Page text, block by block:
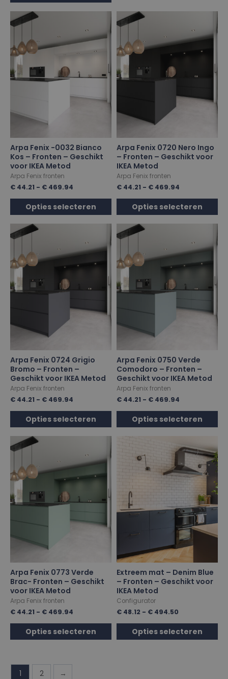
Arpa Fenix -0032 Bianco
Kos – Fronten – Geschikt
voor IKEA Metod
Arpa Fenix fronten
€ 44.21 - € 469.94
Opties selecteren
Arpa Fenix 0720 Nero Ingo
– Fronten – Geschikt voor
IKEA Metod
Arpa Fenix fronten
€ 44.21 - € 469.94
Opties selecteren
Arpa Fenix 0724 Grigio
Bromo – Fronten –
Geschikt voor IKEA Metod
Arpa Fenix fronten
€ 44.21 - € 469.94
Opties selecteren
Arpa Fenix 0750 Verde
Comodoro – Fronten –
Geschikt voor IKEA Metod
Arpa Fenix fronten
€ 44.21 - € 469.94
Opties selecteren
Arpa Fenix 0773 Verde
Brac- Fronten – Geschikt
voor IKEA Metod
Arpa Fenix fronten
€ 44.21 - € 469.94
Opties selecteren
Extreem mat – Denim Blue
– Fronten – Geschikt voor
IKEA Metod
Configurator
€ 48.12 - € 494.50
Opties selecteren
1 2 →